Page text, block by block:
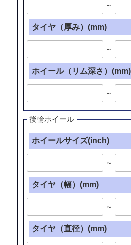
～
タイヤ（厚み）(mm)
～
ホイール（リム深さ）(mm)
～
後輪ホイール
ホイールサイズ(inch)
～
タイヤ（幅）(mm)
～
タイヤ（直径）(mm)